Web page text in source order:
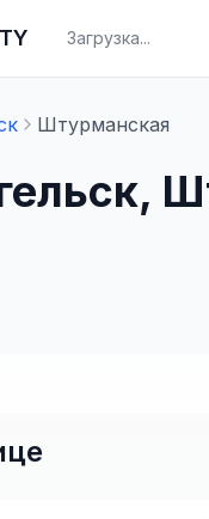
Загрузка...
Штурманская